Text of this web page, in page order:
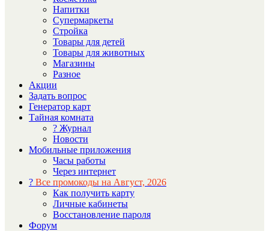
Напитки
Супермаркеты
Стройка
Товары для детей
Товары для животных
Магазины
Разное
Акции
Задать вопрос
Генератор карт
Тайная комната
? Журнал
Новости
Мобильные приложения
Часы работы
Через интернет
? Все промокоды на Август, 2026
Как получить карту
Личные кабинеты
Восстановление пароля
Форум